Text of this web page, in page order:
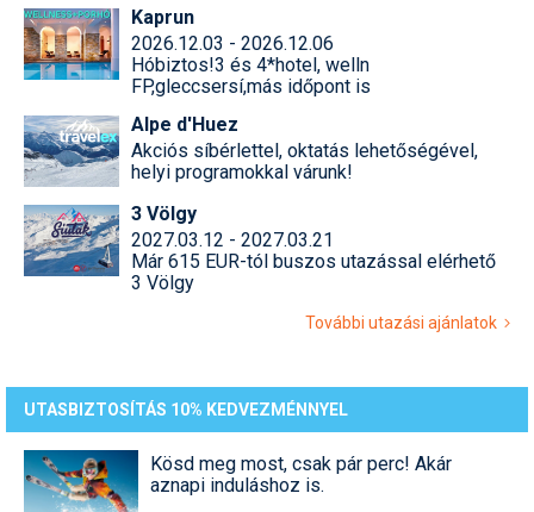
Síszerviz
Sítechnika
Síugrás
Snowboard
Snowboardfelszerelés
Sportorvos
Szótárak
Telemark
Téli sportok
Kaprun
2026.12.03 - 2026.12.06
Hóbiztos!3 és 4*hotel, welln
FP,gleccsersí,más időpont is
Alpe d'Huez
Akciós síbérlettel, oktatás lehetőségével,
helyi programokkal várunk!
3 Völgy
2027.03.12 - 2027.03.21
Már 615 EUR-tól buszos utazással elérhető
3 Völgy
További utazási ajánlatok
UTASBIZTOSÍTÁS 10% KEDVEZMÉNNYEL
Kösd meg most, csak pár perc! Akár
aznapi induláshoz is.